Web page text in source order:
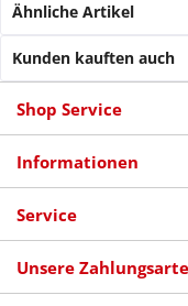
Ähnliche Artikel
Kunden kauften auch
Shop Service
Informationen
Service
Unsere